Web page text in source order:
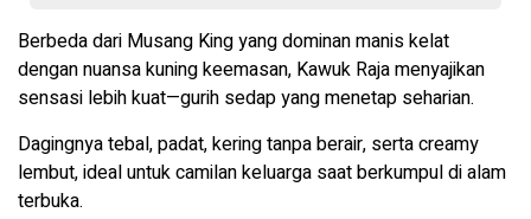
Berbeda dari Musang King yang dominan manis kelat
dengan nuansa kuning keemasan, Kawuk Raja menyajikan
sensasi lebih kuat—gurih sedap yang menetap seharian.
Dagingnya tebal, padat, kering tanpa berair, serta creamy
lembut, ideal untuk camilan keluarga saat berkumpul di alam
terbuka.